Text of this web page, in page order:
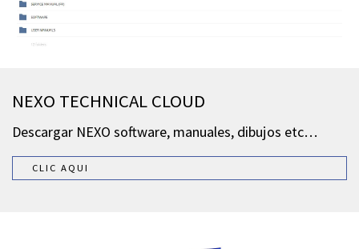
NEXO TECHNICAL CLOUD
Descargar NEXO software, manuales, dibujos etc…
CLIC AQUI